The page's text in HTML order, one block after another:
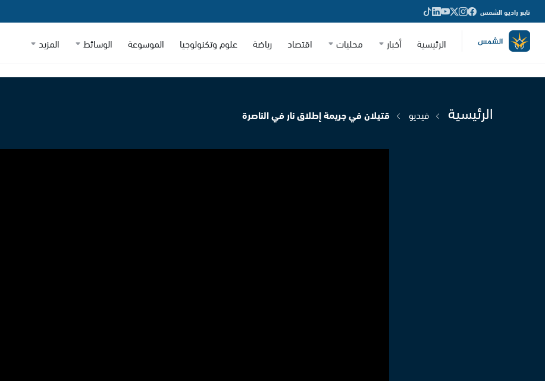
تابع راديو الشمس
الرئيسية أخبار محليات اقتصاد رياضة علوم وتكنولوجيا الموسوعة الوسائط المزيد
الرئيسية فيديو قتيلان في جريمة إطلاق نار في الناصرة